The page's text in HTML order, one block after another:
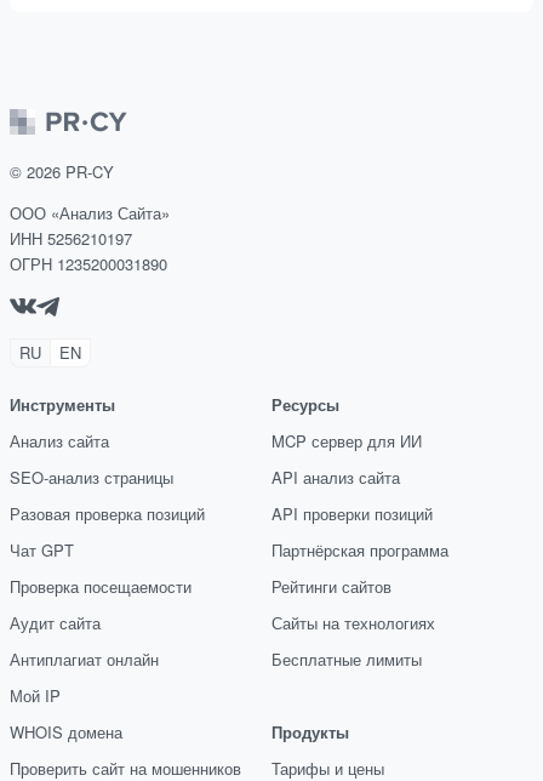
© 2026 PR-CY
ООО «Анализ Сайта»
ИНН 5256210197
ОГРН 1235200031890
RU EN
Инструменты
Анализ сайта
SEO-анализ страницы
Разовая проверка позиций
Чат GPT
Проверка посещаемости
Аудит сайта
Антиплагиат онлайн
Мой IP
WHOIS домена
Проверить сайт на мошенников
Ресурсы
MCP сервер для ИИ
API анализ сайта
API проверки позиций
Партнёрская программа
Рейтинги сайтов
Сайты на технологиях
Бесплатные лимиты
Продукты
Тарифы и цены